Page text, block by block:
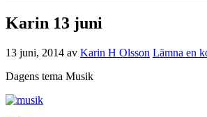
Karin 13 juni
13 juni, 2014 av Karin H Olsson Lämna en
Dagens tema Musik